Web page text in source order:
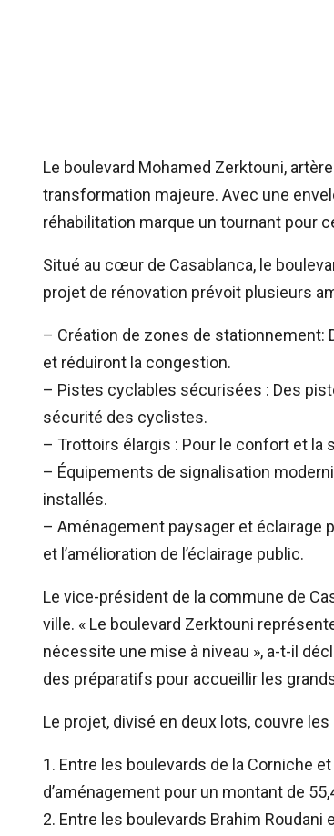
Le boulevard Mohamed Zerktouni,
transformation majeure. Avec une
réhabilitation marque un tournant pour
Situé au cœur de Casablanca, le
projet de rénovation prévoit plusieurs
– Création de zones de
et réduiront la congestion.
– Pistes cyclables sécurisées : Des
sécurité des cyclistes.
– Trottoirs élargis : Pour le confort et
– Équipements de signalisation
installés.
– Aménagement paysager et éclairage
et l’amélioration de l’éclairage public.
Le vice-président de la commune de
ville. « Le boulevard Zerktouni
nécessite une mise à niveau », a-t-il
des préparatifs pour accueillir les
Le projet, divisé en deux lots, couvre
1. Entre les boulevards de la Corniche
d’aménagement pour un montant de
2. Entre les boulevards Brahim